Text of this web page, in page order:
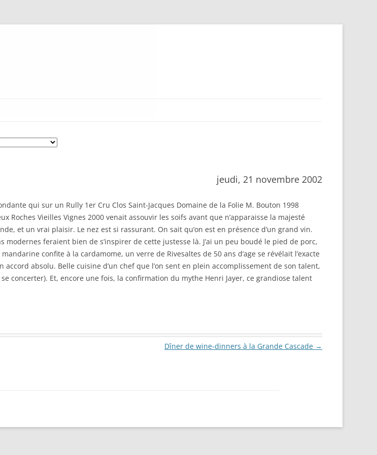
jeudi, 21 novembre 2002
qui sur un Rully 1er Cru Clos Saint-Jacques Domaine de la Folie M. Bouton 1998
Vieilles Vignes 2000 venait assouvir les soifs avant que n’apparaisse la majesté
et un vrai plaisir. Le nez est si rassurant. On sait qu’on est en présence d’un grand vin.
feraient bien de s’inspirer de cette justesse là. J’ai un peu boudé le pied de porc,
confite à la cardamome, un verre de Rivesaltes de 50 ans d’age se révélait l’exacte
absolu. Belle cuisine d’un chef que l’on sent en plein accomplissement de son talent,
concerter). Et, encore une fois, la confirmation du mythe Henri Jayer, ce grandiose talent
Dîner de wine-dinners à la Grande Cascade →